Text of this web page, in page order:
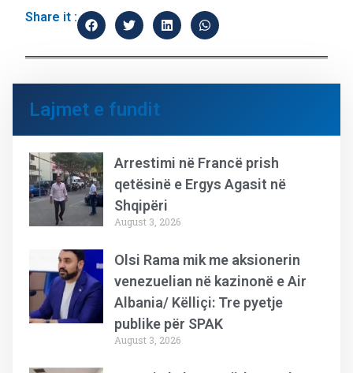
Share it :
Lajmet e fundit
Arrestimi në Francë prish
qetësinë e Ergys Agasit në
Shqipëri
August 3, 2026
Olsi Rama mik me aksionerin
venezuelian në kazinonë e Air
Albania/ Këlliçi: Tre pyetje
publike për SPAK
August 3, 2026